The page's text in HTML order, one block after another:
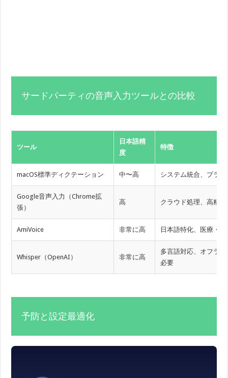
サードパーティの音声入力ツールとの比較
ツール
日本語精
度
特徴
macOS標準ディクテーション 中〜高 システム統合、プラ
Google音声入力（Chrome拡
張）
高 クラウド処理、高精
AmiVoice 非常に高 日本語特化、医療・
Whisper（OpenAI） 非常に高
多言語対応、オフラ
必要
予防と設定最適化